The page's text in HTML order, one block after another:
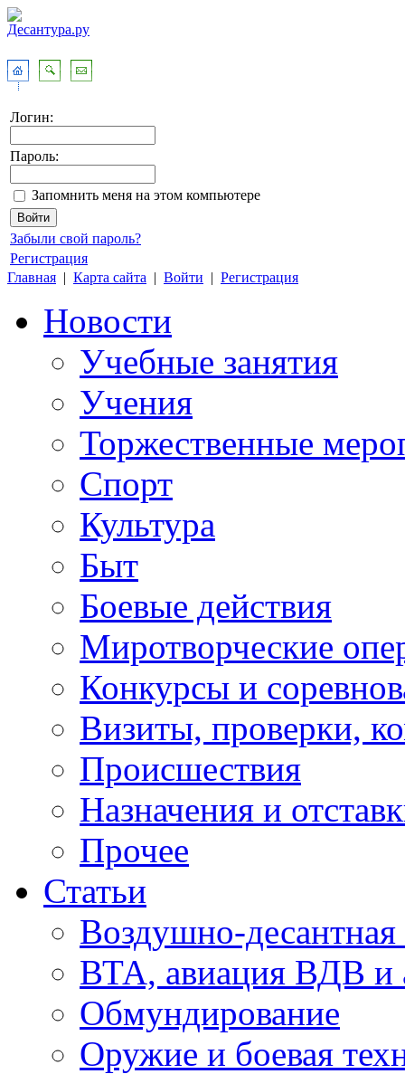
Логин:
Пароль:
Запомнить меня на этом компьютере
Забыли свой пароль?
Регистрация
Главная | Карта сайта | Войти | Регистрация
Новости
Учебные занятия
Учения
Торжественные
Спорт
Культура
Быт
Боевые действия
Миротворческие
Конкурсы и
Визиты, проверки,
Происшествия
Назначения и
Прочее
Статьи
Воздушно-десантная
ВТА, авиация ВДВ и
Обмундирование
Оружие и боевая